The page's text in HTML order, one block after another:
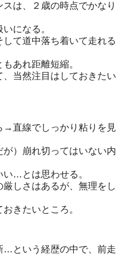
は、２歳の時点でかなり
になる。
て道中落ち着いて走れる
あれ距離短縮。
当然注目はしておきたい
→直線でしっかり粘りを見
）崩れ切ってはいない内
い…とは思わせる。
しさはあるが、無理をし
きたいところ。
…という経歴の中で、前走